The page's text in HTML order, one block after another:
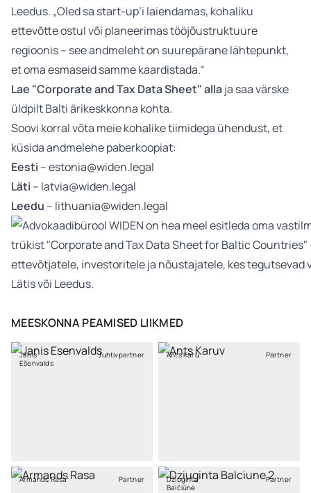
Leedus. „Oled sa start-up’i laiendamas, kohaliku
ettevõtte ostul või planeerimas tööjõustruktuure
regioonis – see andmeleht on suurepärane lähtepunkt,
et oma esmaseid samme kaardistada.“
Lae "Corporate and Tax Data Sheet" allaja saa värske
üldpilt Balti ärikeskkonna kohta.
Soovi korral võta meie kohalike tiimidega ühendust, et
küsida andmelehe paberkoopiat:
Eesti –estonia@widen.legal
Läti – latvia@widen.legal
Leedu – lithuania@widen.legal
MEESKONNA PEAMISED LIIKMED
Jānis
Ešenvalds
Juhtivpartner Ants Karu Partner
Armands Rasa Partner
Džiuginta
Balčiūnė
Partner